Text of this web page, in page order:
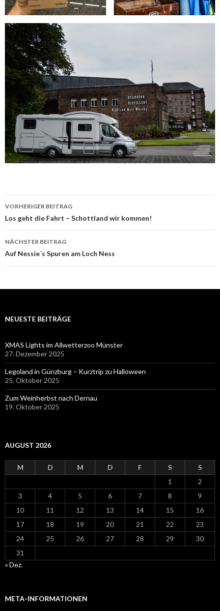
Beitragsnavigation
VORHERIGER BEITRAG
Los geht die Fahrt – Schottland wir kommen!
NÄCHSTER BEITRAG
Auf Nessie´s Spuren am Loch Ness
NEUESTE BEITRÄGE
XMAS Lights im Allwetterzoo Münster
27. Dezember 2025
Legoland in Günzburg – Kurztrip zu Halloween
25. Oktober 2025
Zum Weinherbst nach Dernau
19. Oktober 2025
AUGUST 2026
M D M D F S
S
1
2
3
4 5 6 7 8
9
10
11 12 13 14 15
16
17
18 19 20 21 22
23
24
25 26 27 28 29
30
31
« Dez.
META-INFORMATIONEN